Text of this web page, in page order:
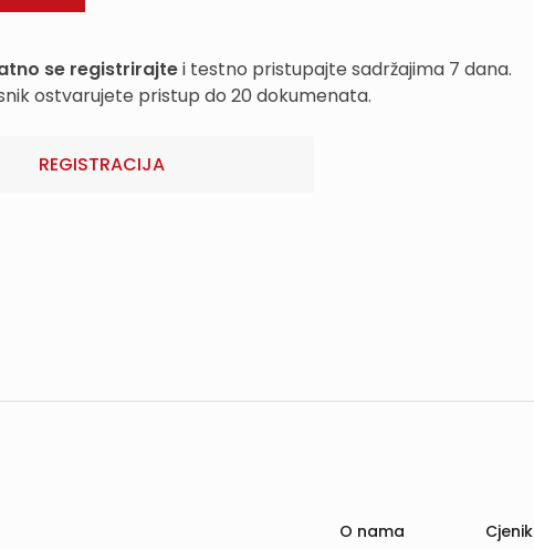
se registrirajtei testno pristupajte sadržajima 7 dana.
ostvarujete pristup do 20 dokumenata.
REGISTRACIJA
O nama Cjenik